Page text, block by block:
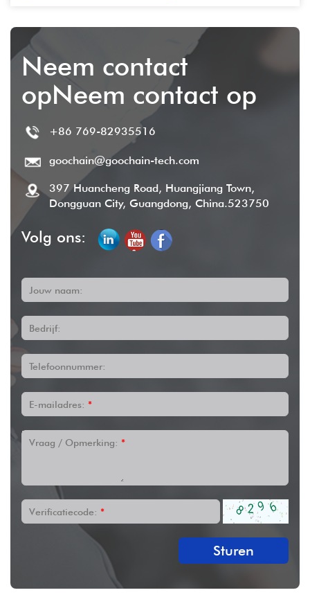
Neem contact
opNeem contact op
+86 769-82935516
goochain@goochain-tech.com
397 Huancheng Road, Huangjiang Town,
Dongguan City, Guangdong, China.523750
Volg ons:
Jouw naam:
Bedrijf:
Telefoonnummer:
E-mailadres: *
Vraag / Opmerking: *
Verificatiecode: *
Sturen